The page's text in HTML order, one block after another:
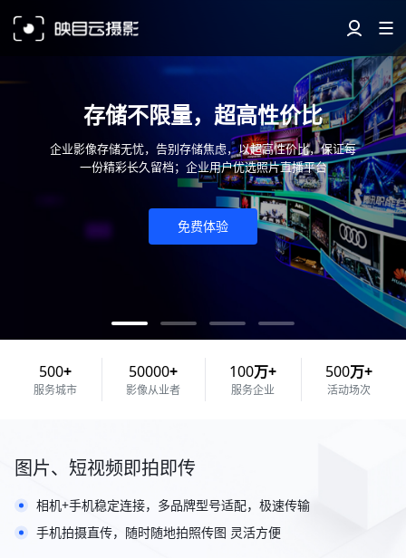
存储不限量，超高性价比
企业影像存储无忧，告别存储焦虑，以超高性价比，保证每
一份精彩长久留档；企业用户优选照片直播平台
免费体验
500+
服务城市
50000+
影像从业者
100万+
服务企业
500万+
活动场次
图片、短视频即拍即传
相机+手机稳定连接，多品牌型号适配，极速传输
手机拍摄直传，随时随地拍照传图 灵活方便